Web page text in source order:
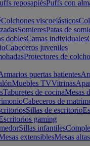
reposapiésPuffs con
Colchones viscoelásticos
SomieresPatas de
doblesCamas individuales
Cabeceros juveniles
Protectores de
puertas batientes
Muebles TVVitrinas
Taburetes de cocinaMesas
Cabeceros de
Sillas de escritorio
gaming
Sillas infantiles
extensiblesMesas altas